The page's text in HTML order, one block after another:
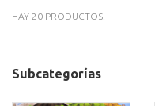
HAY 20 PRODUCTOS.
Subcategorías